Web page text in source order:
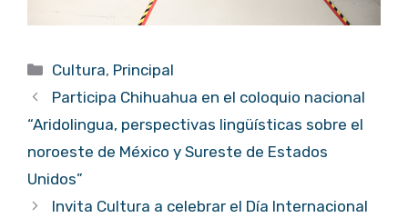
Categorías
Cultura, Principal
Participa Chihuahua en el coloquio nacional
“Aridolingua, perspectivas lingüísticas sobre el
noroeste de México y Sureste de Estados
Unidos”
Invita Cultura a celebrar el Día Internacional